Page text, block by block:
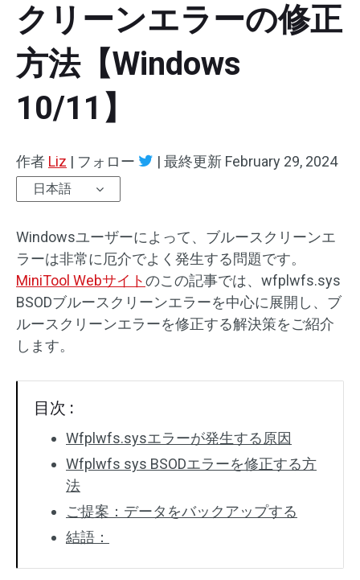
クリーンエラーの修正
方法【Windows
10/11】
作者 Liz | フォロー | 最終更新 February 29, 2024
日本語
Windowsユーザーによって、ブルースクリーンエ
ラーは非常に厄介でよく発生する問題です。
MiniTool Webサイトのこの記事では、wfplwfs.sys
BSODブルースクリーンエラーを中心に展開し、ブ
ルースクリーンエラーを修正する解決策をご紹介
します。
目次 :
Wfplwfs.sysエラーが発生する原因
Wfplwfs sys BSODエラーを修正する方
法
ご提案：データをバックアップする
結語：